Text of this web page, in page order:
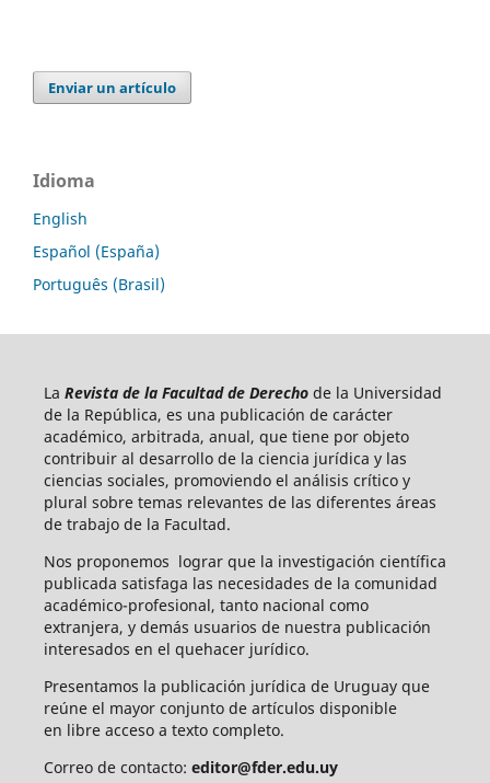
Enviar un artículo
Idioma
English
Español (España)
Português (Brasil)
La Revista de la Facultad de Derecho de la Universidad
de la República, es una publicación de carácter
académico, arbitrada, anual, que tiene por objeto
contribuir al desarrollo de la ciencia jurídica y las
ciencias sociales, promoviendo el análisis crítico y
plural sobre temas relevantes de las diferentes áreas
de trabajo de la Facultad.
Nos proponemos lograr que la investigación científica
publicada satisfaga las necesidades de la comunidad
académico-profesional, tanto nacional como
extranjera, y demás usuarios de nuestra publicación
interesados en el quehacer jurídico.
Presentamos la publicación jurídica de Uruguay que
reúne el mayor conjunto de artículos disponible
en libre acceso a texto completo.
Correo de contacto: editor@fder.edu.uy